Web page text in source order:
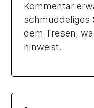
Kommentar
schmuddeliges
dem Tresen,
hinweist.